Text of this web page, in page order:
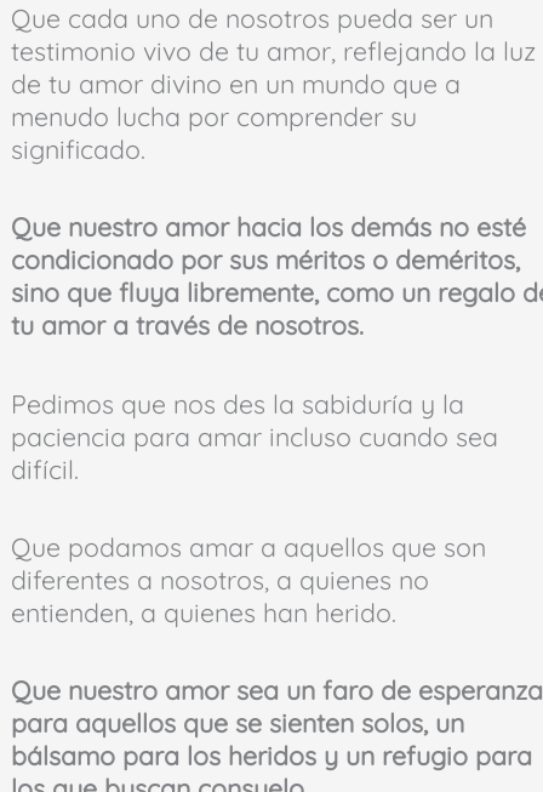
Que cada uno de nosotros pueda ser un
testimonio vivo de tu amor, reflejando la luz
de tu amor divino en un mundo que a
menudo lucha por comprender su
significado.
Que nuestro amor hacia los demás no esté
condicionado por sus méritos o deméritos,
sino que fluya libremente, como un regalo
tu amor a través de nosotros.
Pedimos que nos des la sabiduría y la
paciencia para amar incluso cuando sea
difícil.
Que podamos amar a aquellos que son
diferentes a nosotros, a quienes no
entienden, a quienes han herido.
Que nuestro amor sea un faro de esperanza
para aquellos que se sienten solos, un
bálsamo para los heridos y un refugio para